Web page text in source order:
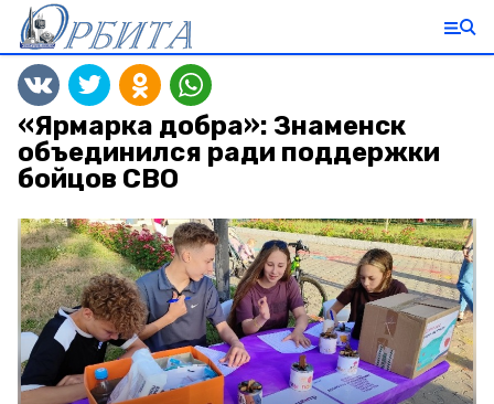
«Ярмарка добра»: Знаменск
объединился ради поддержки
бойцов СВО